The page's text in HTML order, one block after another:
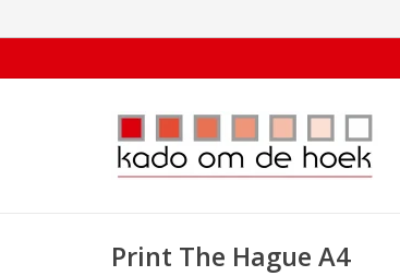
Print The Hague A4